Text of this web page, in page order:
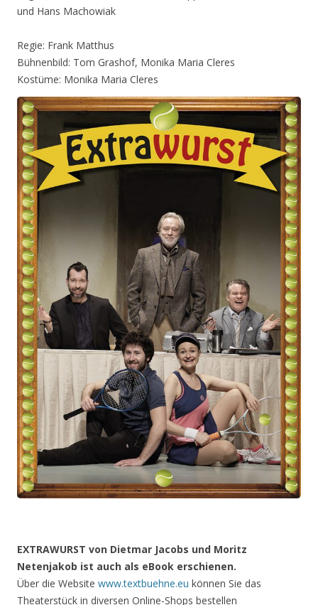
und Hans Machowiak
Regie: Frank Matthus
Bühnenbild: Tom Grashof, Monika Maria Cleres
Kostüme: Monika Maria Cleres
EXTRAWURST von Dietmar Jacobs und Moritz
Netenjakob ist auch als eBook erschienen.
Über die Website www.textbuehne.eu können Sie das
Theaterstück in diversen Online-Shops bestellen